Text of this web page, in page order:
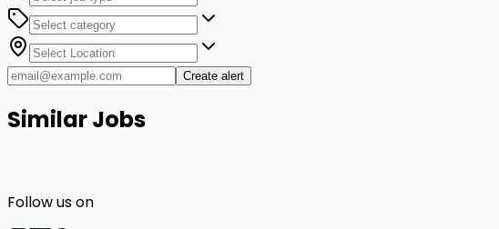
Create alert
Similar Jobs
Follow us on